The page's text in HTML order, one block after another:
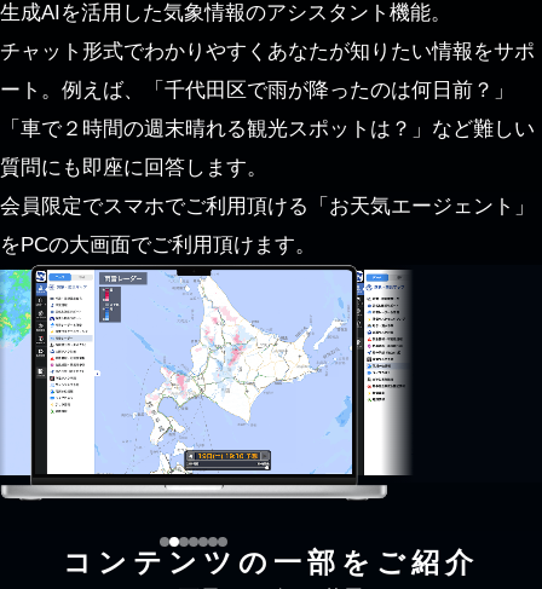
生成AIを活用した気象情報のアシスタント機能。
チャット形式でわかりやすくあなたが知りたい情報をサポ
ート。例えば、「千代田区で雨が降ったのは何日前？」
「車で２時間の週末晴れる観光スポットは？」など難しい
質問にも即座に回答します。
会員限定でスマホでご利用頂ける「お天気エージェント」
をPCの大画面でご利用頂けます。
コンテンツの一部をご紹介